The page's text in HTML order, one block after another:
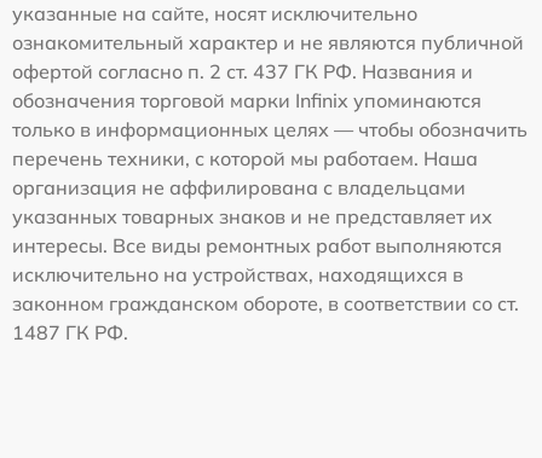
указанные на сайте, носят исключительно
ознакомительный характер и не являются публичной
офертой согласно п. 2 ст. 437 ГК РФ. Названия и
обозначения торговой марки Infinix упоминаются
только в информационных целях — чтобы обозначить
перечень техники, с которой мы работаем. Наша
организация не аффилирована с владельцами
указанных товарных знаков и не представляет их
интересы. Все виды ремонтных работ выполняются
исключительно на устройствах, находящихся в
законном гражданском обороте, в соответствии со ст.
1487 ГК РФ.